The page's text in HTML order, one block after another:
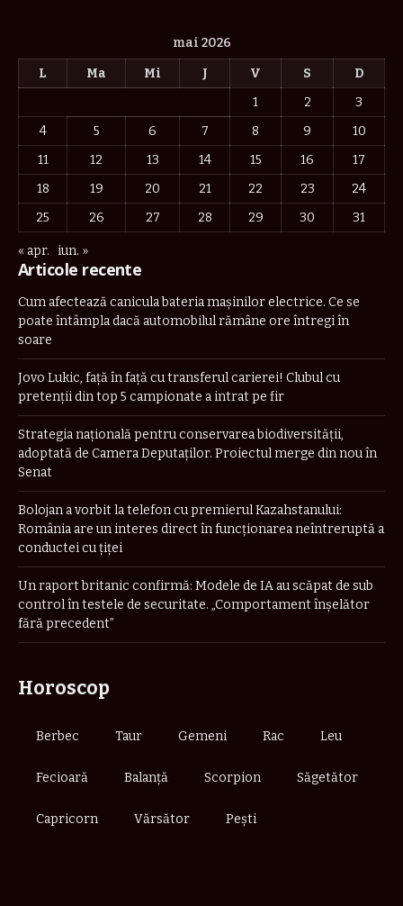
mai 2026
L
Ma Mi J V S
D
1
2
3
4
5 6 7 8 9
10
11
12 13 14 15 16
17
18
19 20 21 22 23
24
25
26 27 28 29 30 31
« apr. iun. »
Articole recente
Cum afectează canicula bateria mașinilor electrice. Ce se
poate întâmpla dacă automobilul rămâne ore întregi în
soare
Jovo Lukic, față în față cu transferul carierei! Clubul cu
pretenții din top 5 campionate a intrat pe fir
Strategia naţională pentru conservarea biodiversităţii,
adoptată de Camera Deputaților. Proiectul merge din nou în
Senat
Bolojan a vorbit la telefon cu premierul Kazahstanului:
România are un interes direct în funcționarea neîntreruptă a
conductei cu țiței
Un raport britanic confirmă: Modele de IA au scăpat de sub
control în testele de securitate. „Comportament înşelător
fără precedent”
Horoscop
Berbec Taur Gemeni Rac Leu
Fecioară Balanță Scorpion Săgetător
Capricorn Vărsător Pești